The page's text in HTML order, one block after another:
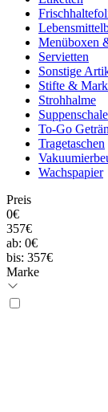
Menüboxen
Servietten
Sonstige
Stifte &
Strohhalme
To-Go
Tragetaschen
Wachspapier
Preis
0€
357€
ab: 0€
bis: 357€
Marke